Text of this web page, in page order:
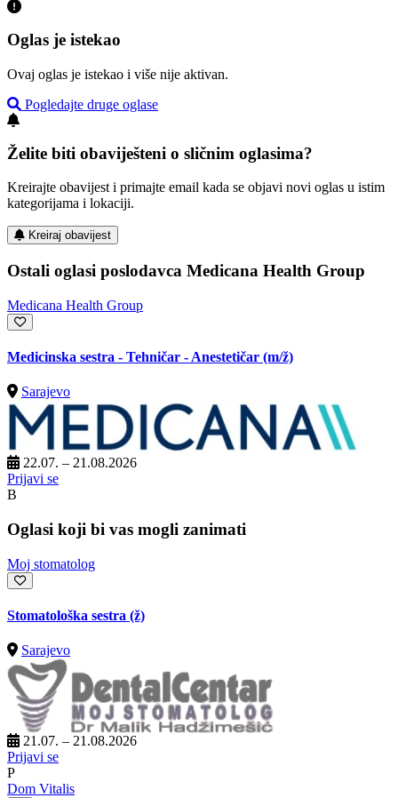
Oglas je istekao
Ovaj oglas je istekao i više nije aktivan.
Pogledajte druge oglase
Želite biti obaviješteni o sličnim oglasima?
Kreirajte obavijest i primajte email kada se objavi novi oglas u istim
kategorijama i lokaciji.
Kreiraj obavijest
Ostali oglasi poslodavca Medicana Health Group
Medicana Health Group
Medicinska sestra - Tehničar - Anestetičar (m/ž)
Sarajevo
22.07. – 21.08.2026
Prijavi se
B
Oglasi koji bi vas mogli zanimati
Moj stomatolog
Stomatološka sestra (ž)
Sarajevo
21.07. – 21.08.2026
Prijavi se
P
Dom Vitalis